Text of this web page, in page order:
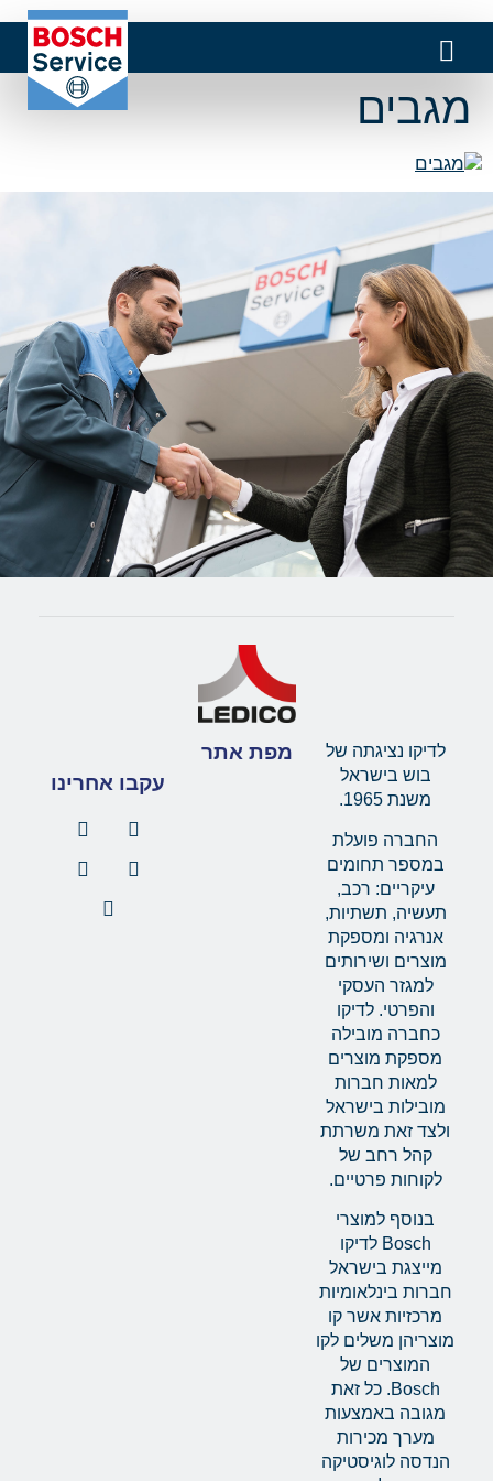
מגבים
לדיקו נציגתה של
בוש בישראל
משנת 1965.
החברה פועלת
במספר תחומים
עיקריים: רכב,
תעשיה, תשתיות,
אנרגיה ומספקת
מוצרים ושירותים
למגזר העסקי
והפרטי. לדיקו
כחברה מובילה
מספקת מוצרים
למאות חברות
מובילות בישראל
ולצד זאת משרתת
קהל רחב של
לקוחות פרטיים.
בנוסף למוצרי
Bosch לדיקו
מייצגת בישראל
חברות בינלאומיות
מרכזיות אשר קו
מוצריהן משלים לקו
המוצרים של
Bosch. כל זאת
מגובה באמצעות
מערך מכירות
הנדסה לוגיסטיקה
מפת אתר
עקבו אחרינו